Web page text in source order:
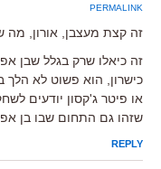
PERMALINK
זה קצת מעצבן, אורון, מה
זה כיאלו שרק בגלל שבן
כישרון, הוא פשוט לא הלך
או פיטר ג'קסון יודעים
שזהו גם התחום שבו בן
REPLY